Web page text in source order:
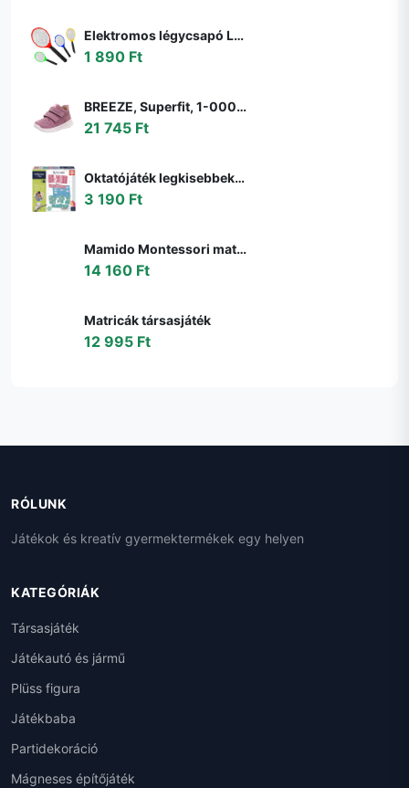
Elektromos légycsapó LED lámpával - legyek, szúnyogok és más rovarok ellen - elemes (BBKM) (BBD)
1 890 Ft
BREEZE, Superfit, 1-000363-8510, rózsaszín, egész szezonra való lány cipő, rózsaszín - 22
21 745 Ft
Oktatójáték legkisebbeknek My first Maths Educa Matekozzunk képekkel 64 darabos 4 évtől
3 190 Ft
Mamido Montessori matematikai doboz gyerekeknek
14 160 Ft
Matricák társasjáték
12 995 Ft
RÓLUNK
Játékok és kreatív gyermektermékek egy helyen
KATEGÓRIÁK
Társasjáték
Játékautó és jármű
Plüss figura
Játékbaba
Partidekoráció
Mágneses építőjáték